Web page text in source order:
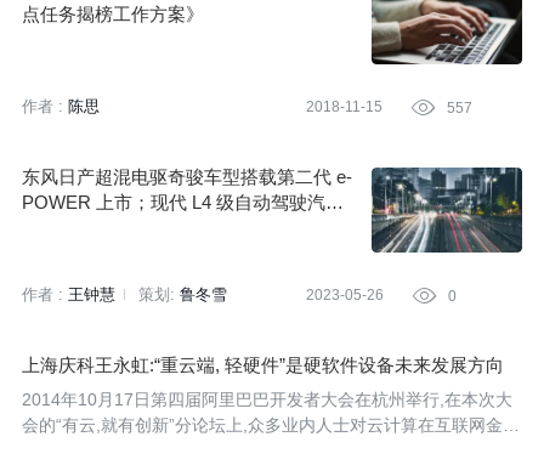
点任务揭榜工作方案》
作者 : 陈思 2018-11-15  557
东风日产超混电驱奇骏车型搭载第二代 e-
POWER 上市；现代 L4 级自动驾驶汽车
作者 : 王钟慧 策划: 鲁冬雪 2023-05-26  0
上海庆科王永虹:“重云端, 轻硬件”是硬软件设备未来发展方向
2014年10月17日第四届阿里巴巴开发者大会在杭州举行,在本次大
会的“有云,就有创新”分论坛上,众多业内人士对云计算在互联网金